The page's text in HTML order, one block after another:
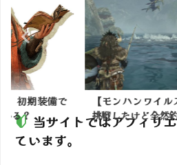
期装備で
？
【モンハンワイルズ
挑戦したけど全然釣
当サイトではアフィリ
ています。